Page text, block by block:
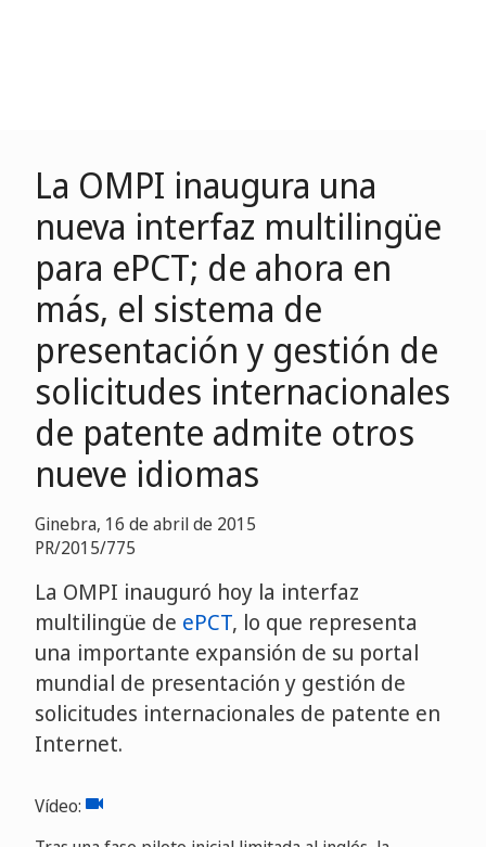
La OMPI inaugura una
nueva interfaz multilingüe
para ePCT; de ahora en
más, el sistema de
presentación y gestión de
solicitudes internacionales
de patente admite otros
nueve idiomas
Ginebra, 16 de abril de 2015
PR/2015/775
La OMPI inauguró hoy la interfaz
multilingüe de ePCT, lo que representa
una importante expansión de su portal
mundial de presentación y gestión de
solicitudes internacionales de patente en
Internet.
Vídeo: Video